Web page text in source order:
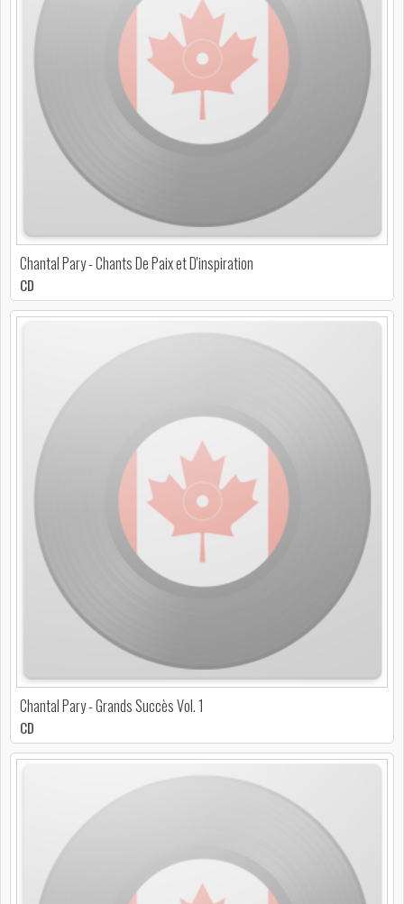
Chantal Pary - Chants De Paix et D'inspiration
CD
Chantal Pary - Grands Succès Vol. 1
CD